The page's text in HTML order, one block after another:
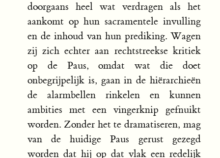
doorgaans heel wat verdragen als het
aankomt op hun sacramentele invulling
en de inhoud van hun prediking. Wagen
zij zich echter aan rechtstreekse kritiek
op de Paus, omdat wat die doet
onbegrijpelijk is, gaan in de hiërarchieën
de alarmbellen rinkelen en kunnen
ambities met een vingerknip gefnuikt
worden. Zonder het te dramatiseren, mag
van de huidige Paus gerust gezegd
worden dat hij op dat vlak een redelijk